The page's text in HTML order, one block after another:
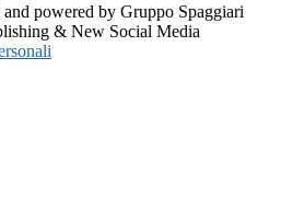
powered by Gruppo Spaggiari
& New Social Media